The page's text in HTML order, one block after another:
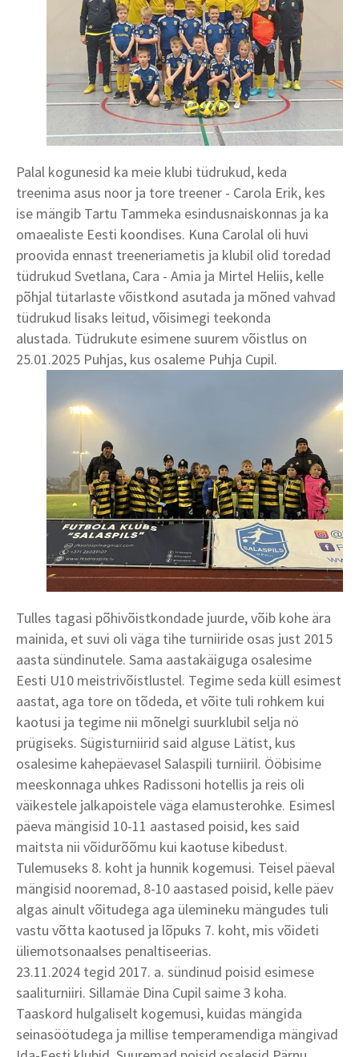
Palal kogunesid ka meie klubi tüdrukud, keda
treenima asus noor ja tore treener - Carola Erik, kes
ise mängib Tartu Tammeka esindusnaiskonnas ja ka
omaealiste Eesti koondises. Kuna Carolal oli huvi
proovida ennast treeneriametis ja klubil olid toredad
tüdrukud Svetlana, Cara - Amia ja Mirtel Heliis, kelle
põhjal tütarlaste võistkond asutada ja mõned vahvad
tüdrukud lisaks leitud, võisimegi teekonda
alustada. Tüdrukute esimene suurem võistlus on
25.01.2025 Puhjas, kus osaleme Puhja Cupil.
Tulles tagasi põhivõistkondade juurde, võib kohe ära
mainida, et suvi oli väga tihe turniiride osas just 2015
aasta sündinutele. Sama aastakäiguga osalesime
Eesti U10 meistrivõistlustel. Tegime seda küll esimest
aastat, aga tore on tõdeda, et võite tuli rohkem kui
kaotusi ja tegime nii mõnelgi suurklubil selja nö
prügiseks. Sügisturniirid said alguse Lätist, kus
osalesime kahepäevasel Salaspili turniiril. Ööbisime
meeskonnaga uhkes Radissoni hotellis ja reis oli
väikestele jalkapoistele väga elamusterohke. Esimesl
päeva mängisid 10-11 aastased poisid, kes said
maitsta nii võidurõõmu kui kaotuse kibedust.
Tulemuseks 8. koht ja hunnik kogemusi. Teisel päeval
mängisid nooremad, 8-10 aastased poisid, kelle päev
algas ainult võitudega aga ülemineku mängudes tuli
vastu võtta kaotused ja lõpuks 7. koht, mis võideti
üliemotsonaalses penaltiseerias.
23.11.2024 tegid 2017. a. sündinud poisid esimese
saaliturniiri. Sillamäe Dina Cupil saime 3 koha.
Taaskord hulgaliselt kogemusi, kuidas mängida
seinasöötudega ja millise temperamendiga mängivad